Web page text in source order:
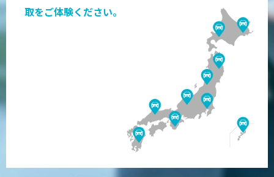
取をご体験ください。